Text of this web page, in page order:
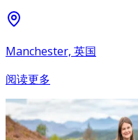
Manchester, 英国
阅读更多